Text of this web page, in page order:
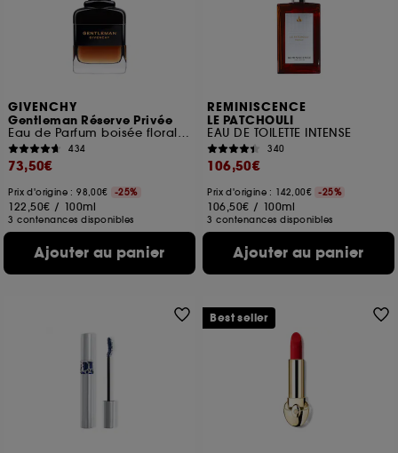
GIVENCHY
Gentleman Réserve Privée
Eau de Parfum boisée florale ambrée pour homme
434
73,50€
Prix d'origine : 98,00€ -25%
122,50€ / 100ml
3 contenances disponibles
Ajouter au panier
REMINISCENCE
LE PATCHOULI
EAU DE TOILETTE INTENSE
340
106,50€
Prix d'origine : 142,00€ -25%
106,50€ / 100ml
3 contenances disponibles
Ajouter au panier
Best seller
ou en magasin. Pour refuser tous les cookies, cliques
sur "continuer sans accepter". Voous pouvez à tout
moment choisir de retirer votrte consentement. Si vous
souhaitez obtenir plus d'information sur les cookies
utilisés,
cliquez